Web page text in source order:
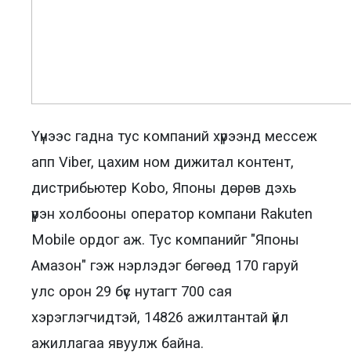
Үүнээс гадна тус компаний хүрээнд мессеж
апп Viber, цахим ном дижитал контент,
дистрибьютер Kobo, Японы дөрөв дэхь
үүрэн холбооны оператор компани Rakuten
Mobile ордог аж. Тус компанийг "Японы
Амазон" гэж нэрлэдэг бөгөөд 170 гаруй
улс орон 29 бүс нутагт 700 сая
хэрэглэгчидтэй, 14826 ажилтантай үйл
ажиллагаа явуулж байна.